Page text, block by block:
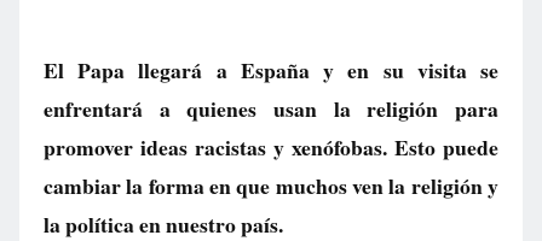
El Papa llegará a España y en su visita se
enfrentará a quienes usan la religión para
promover ideas racistas y xenófobas. Esto puede
cambiar la forma en que muchos ven la religión y
la política en nuestro país.